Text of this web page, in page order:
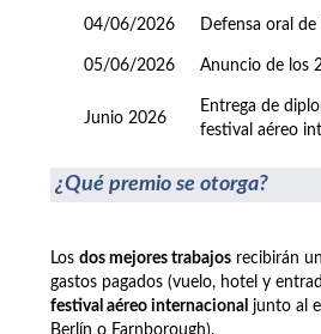
04/06/2026 Defensa oral
05/06/2026 Anuncio de los
Junio 2026
Entrega de
festival aéreo
¿Qué premio se otorga?
Los dos mejores trabajos recibirán
gastos pagados (vuelo, hotel y
festival aéreo internacional junto al
Berlín o Farnborough).